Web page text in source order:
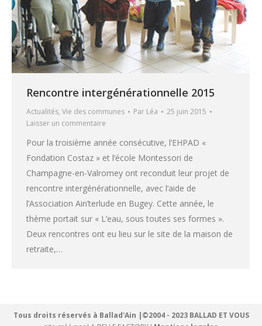
Rencontre intergénérationnelle 2015
Actualités, Vie des communes Par Léa
25 juin 2015
Laisser un commentaire
Pour la troisième année consécutive, l’EHPAD «
Fondation Costaz » et l’école Montessori de
Champagne-en-Valromey ont reconduit leur projet de
rencontre intergénérationnelle, avec l’aide de
l’Association Ain’terlude en Bugey. Cette année, le
thème portait sur « L’eau, sous toutes ses formes ».
Deux rencontres ont eu lieu sur le site de la maison de
retraite,…
Tous droits réservés à Ballad'Ain |©2004 - 2023 BALLAD ET VOUS